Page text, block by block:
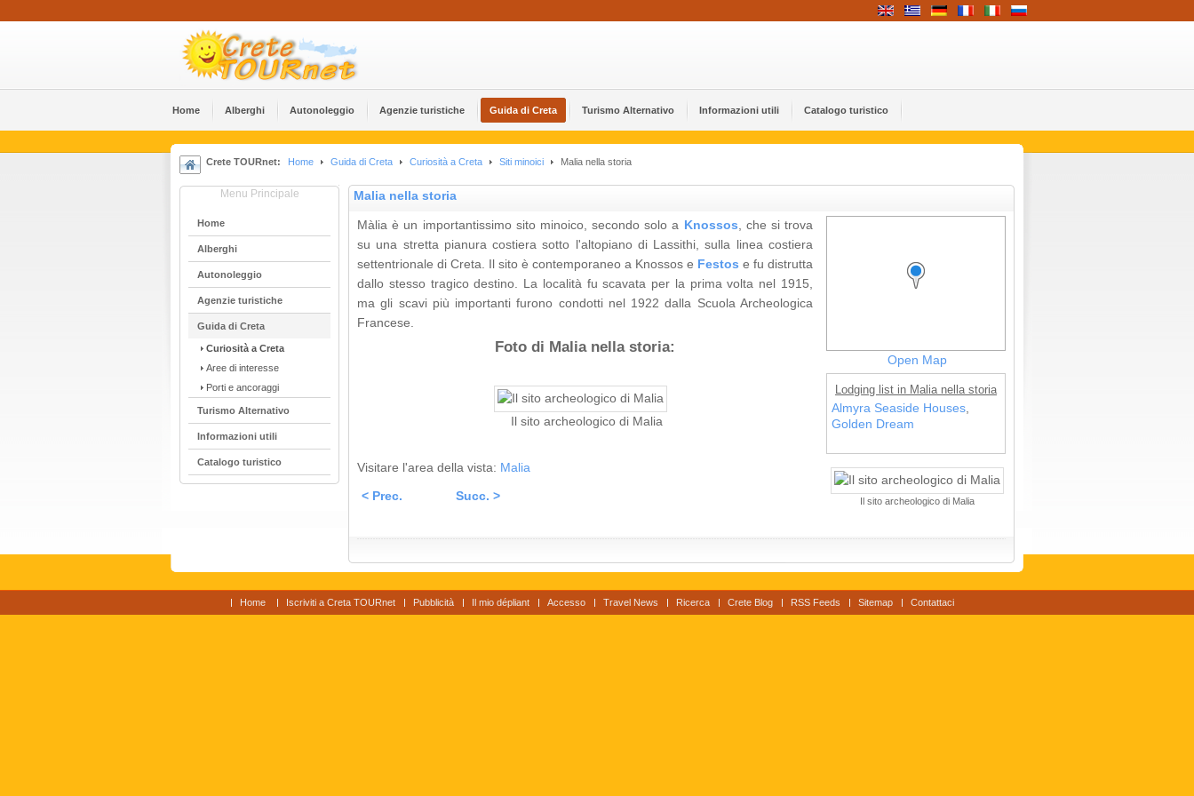
Home Alberghi Αutonoleggio Agenzie turistiche Guida di Creta Turismo Alternativo Informazioni utili Catalogo turistico
Crete TOURnet: Home Guida di Creta Curiosità a Creta Siti minoici Malia nella storia
Menu Principale
Home
Alberghi
Αutonoleggio
Agenzie turistiche
Guida di Creta
Curiosità a Creta
Aree di interesse
Porti e ancoraggi
Turismo Alternativo
Informazioni utili
Catalogo turistico
Malia nella storia
Open Map
Lodging list in Malia nella storia
Almyra Seaside Houses,
Golden Dream
Il sito archeologico di Malia
Màlia è un importantissimo sito minoico, secondo solo a Knossos, che si trova
su una stretta pianura costiera sotto l'altopiano di Lassithi, sulla linea costiera
settentrionale di Creta. Il sito è contemporaneo a Knossos e Festos e fu distrutta
dallo stesso tragico destino. La località fu scavata per la prima volta nel 1915,
ma gli scavi più importanti furono condotti nel 1922 dalla Scuola Archeologica
Francese.
Foto di Malia nella storia:
Il sito archeologico di Malia
Visitare l'area della vista: Malia
< Prec. Succ. >
Home Iscriviti a Creta TOURnet Pubblicità Il mio dépliant Accesso Travel News Ricerca Crete Blog RSS Feeds Sitemap Contattaci